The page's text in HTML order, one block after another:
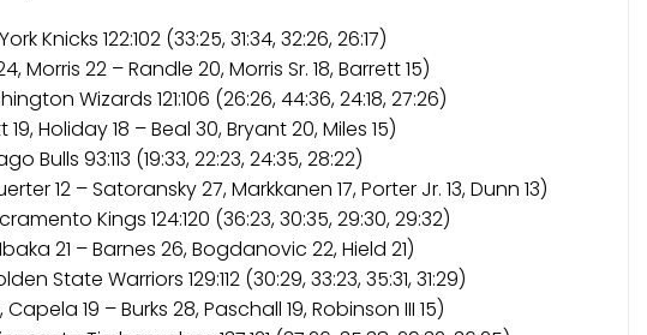
Knicks 122:102 (33:25, 31:34, 32:26, 26:17)
Morris 22 – Randle 20, Morris Sr. 18, Barrett 15)
Wizards 121:106 (26:26, 44:36, 24:18, 27:26)
Holiday 18 – Beal 30, Bryant 20, Miles 15)
Bulls 93:113 (19:33, 22:23, 24:35, 28:22)
12 – Satoransky 27, Markkanen 17, Porter Jr. 13, Dunn 13)
Kings 124:120 (36:23, 30:35, 29:30, 29:32)
21 – Barnes 26, Bogdanovic 22, Hield 21)
State Warriors 129:112 (30:29, 33:23, 35:31, 31:29)
19 – Burks 28, Paschall 19, Robinson III 15)